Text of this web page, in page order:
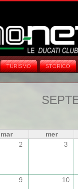
TURISMO STORICO
mar mer
2 3
9 10